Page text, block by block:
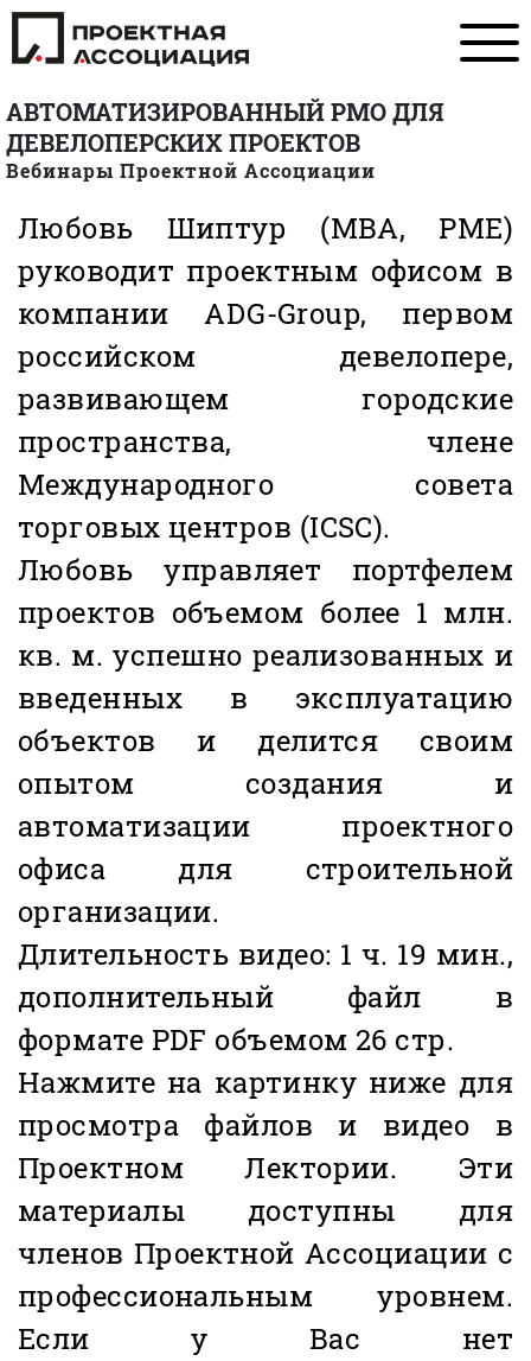
АВТОМАТИЗИРОВАННЫЙ PMO ДЛЯ
ДЕВЕЛОПЕРСКИХ ПРОЕКТОВ
Вебинары Проектной Ассоциации
Любовь Шиптур (MBA, PME)
руководит проектным офисом в
компании ADG-Group, первом
российском девелопере,
развивающем городские
пространства, члене
Международного совета
торговых центров (ICSC).
Любовь управляет портфелем
проектов объемом более 1 млн.
кв. м. успешно реализованных и
введенных в эксплуатацию
объектов и делится своим
опытом создания и
автоматизации проектного
офиса для строительной
организации.
Длительность видео: 1 ч. 19 мин.,
дополнительный файл в
формате PDF объемом 26 стр.
Нажмите на картинку ниже для
просмотра файлов и видео в
Проектном Лектории. Эти
материалы доступны для
членов Проектной Ассоциации с
профессиональным уровнем.
Если у Вас нет